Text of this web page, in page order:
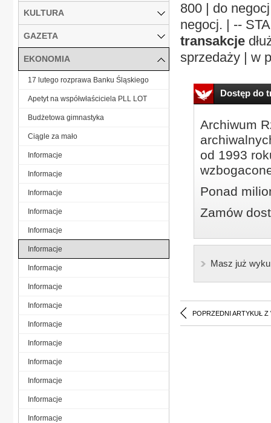
800 | do
negocj. | --
transakcje
sprzedaży | w
Dostęp do
Archiwum
od 1993
Ponad
Zamów
Masz już
POPRZEDNI ARTYKUŁ Z
KULTURA
GAZETA
EKONOMIA
17 lutego rozprawa Banku Śląskiego
Apetyt na współwłaściciela PLL LOT
Budżetowa gimnastyka
Ciągle za mało
Informacje
Informacje
Informacje
Informacje
Informacje
Informacje
Informacje
Informacje
Informacje
Informacje
Informacje
Informacje
Informacje
Informacje
Informacje